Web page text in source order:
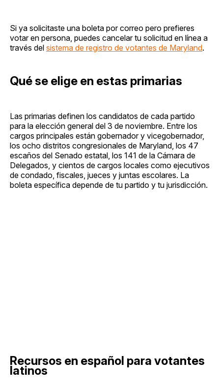
Si ya solicitaste una boleta por correo pero prefieres
votar en persona, puedes cancelar tu solicitud en línea a
través del sistema de registro de votantes de Maryland.
Qué se elige en estas primarias
Las primarias definen los candidatos de cada partido
para la elección general del 3 de noviembre. Entre los
cargos principales están gobernador y vicegobernador,
los ocho distritos congresionales de Maryland, los 47
escaños del Senado estatal, los 141 de la Cámara de
Delegados, y cientos de cargos locales como ejecutivos
de condado, fiscales, jueces y juntas escolares. La
boleta específica depende de tu partido y tu jurisdicción.
Recursos en español para votantes
latinos